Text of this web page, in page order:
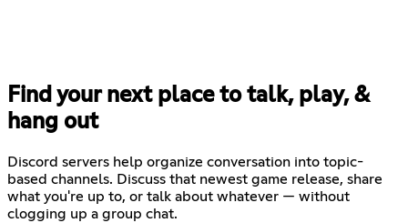
Find your next place to talk, play, &
hang out
Discord servers help organize conversation into topic-
based channels. Discuss that newest game release, share
what you're up to, or talk about whatever — without
clogging up a group chat.